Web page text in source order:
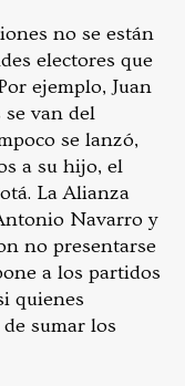
no se están
electores que
ejemplo, Juan
van del
se lanzó,
a su hijo, el
La Alianza
Navarro y
no presentarse
a los partidos
quienes
sumar los